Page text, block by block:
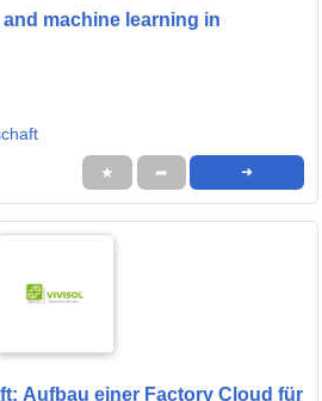
and machine learning in
★ ➦ ➜
Aufbau einer Factory Cloud für